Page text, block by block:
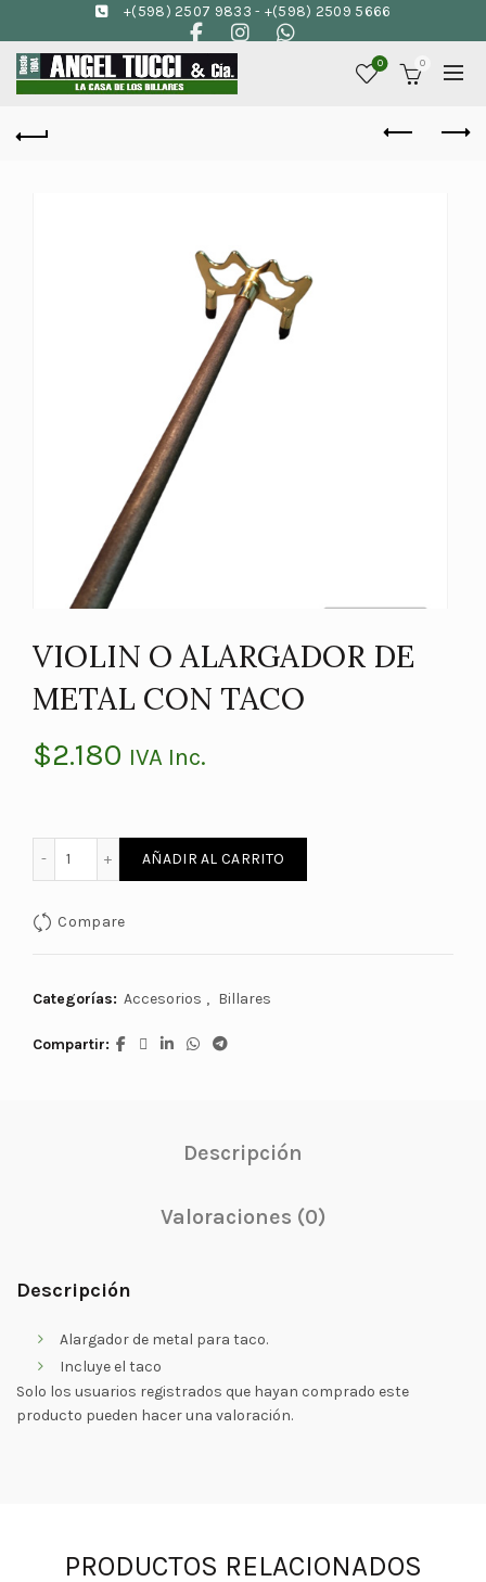
+(598) 2507 9833 - +(598) 2509 5666
0 0
VIOLIN O ALARGADOR DE
METAL CON TACO
$2.180 IVA Inc.
VIOLIN O ALARGADOR DE METAL CON TACO cantidad
AÑADIR AL CARRITO
Compare
Categorías: Accesorios , Billares
Compartir
Descripción
Valoraciones (0)
Descripción
Alargador de metal para taco.
Incluye el taco
Solo los usuarios registrados que hayan comprado este
producto pueden hacer una valoración.
PRODUCTOS RELACIONADOS